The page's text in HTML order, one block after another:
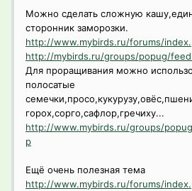
Можно сделать сложную
сторонник заморозки.
http://www.mybirds.ru/forums/
http://mybirds.ru/groups/popug/
Для проращивания можно
полосатые
горох,сорго,сафлор,гречиху...
http://www.mybirds.ru/groups/
p
Ещё очень полезная тема
http://www.mybirds.ru/forums/